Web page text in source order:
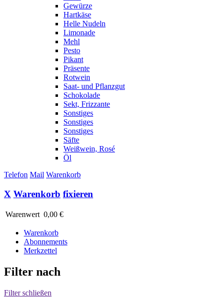
Gewürze
Hartkäse
Helle Nudeln
Limonade
Mehl
Pesto
Pikant
Präsente
Rotwein
Saat- und Pflanzgut
Schokolade
Sekt, Frizzante
Sonstiges
Sonstiges
Sonstiges
Säfte
Weißwein, Rosé
Öl
Telefon Mail Warenkorb
X Warenkorb fixieren
Warenwert 0,00 €
Warenkorb
Abonnements
Merkzettel
Filter nach
Filter schließen